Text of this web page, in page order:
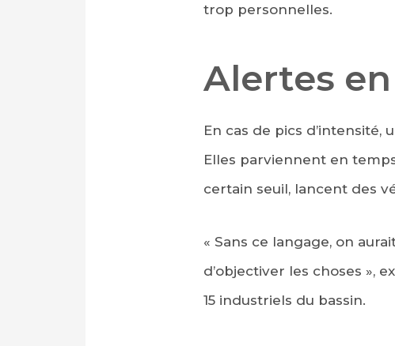
trop personnelles.
Alertes
En cas de pics d’intensité,
Elles parviennent en
certain seuil, lancent des
« Sans ce langage, on
d’objectiver les choses »,
15 industriels du bassin.